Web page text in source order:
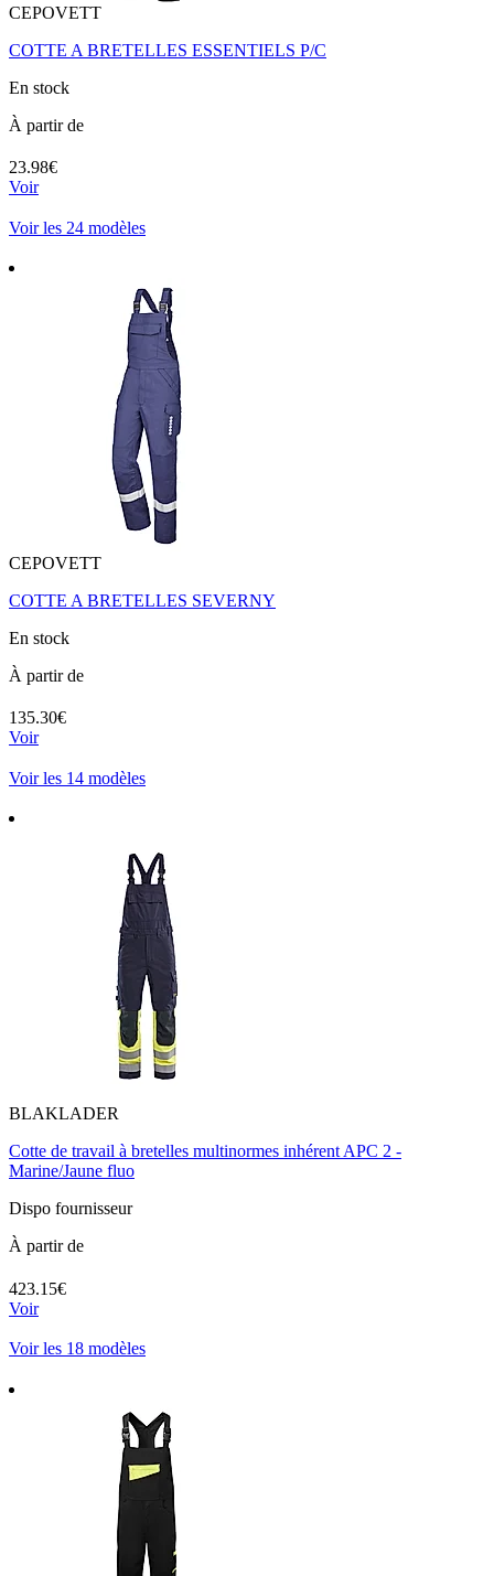
CEPOVETT
COTTE A BRETELLES ESSENTIELS P/C
En stock
À partir de
23.98€
Voir
Voir les 24 modèles
CEPOVETT
COTTE A BRETELLES SEVERNY
En stock
À partir de
135.30€
Voir
Voir les 14 modèles
BLAKLADER
Cotte de travail à bretelles multinormes inhérent APC 2 -
Marine/Jaune fluo
Dispo fournisseur
À partir de
423.15€
Voir
Voir les 18 modèles